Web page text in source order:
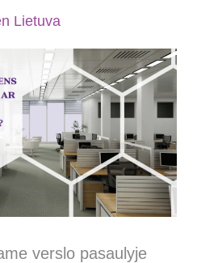
Lietuva
verslo pasaulyje